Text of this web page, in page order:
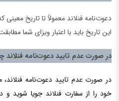
دعوت‌نامه فنلاند معمولاً تا تاریخ معینی
این تاریخ باید با اعتبار ویزای شما
در صورت عدم تایید دعوت‌نامه فنلاند
در صورت عدم تایید دعوت‌نامه
خود را از سفارت فنلاند جویا شوید و